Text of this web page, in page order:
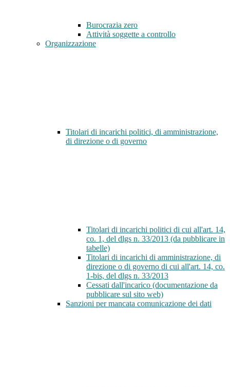
Burocrazia zero
Attività soggette a controllo
Organizzazione
Titolari di incarichi politici, di amministrazione,
di direzione o di governo
Titolari di incarichi politici di cui all'art. 14,
co. 1, del dlgs n. 33/2013 (da pubblicare in
tabelle)
Titolari di incarichi di amministrazione, di
direzione o di governo di cui all'art. 14, co.
1-bis, del dlgs n. 33/2013
Cessati dall'incarico (documentazione da
pubblicare sul sito web)
Sanzioni per mancata comunicazione dei dati